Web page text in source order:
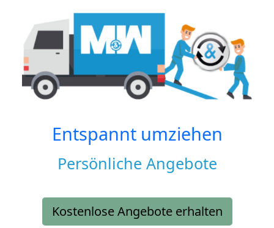
Entspannt umziehen
Persönliche Angebote
Kostenlose Angebote erhalten